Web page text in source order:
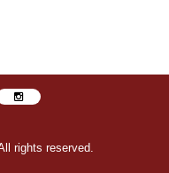
rights reserved.